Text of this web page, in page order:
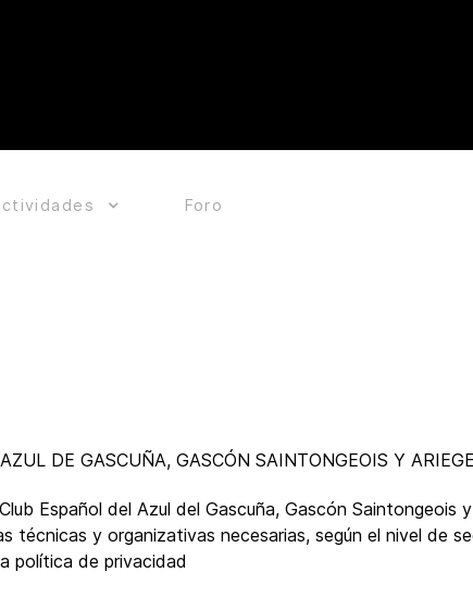
Foro
DE GASCUÑA, GASCÓN SAINTONGEOIS Y
Español del Azul del Gascuña, Gascón Saintongeois
técnicas y organizativas necesarias, según el nivel de
política de privacidad